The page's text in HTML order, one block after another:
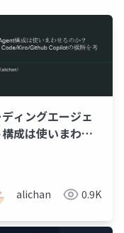
ィングエージェ
成は使いまわせ
の横断を考える
alichan 0.9K